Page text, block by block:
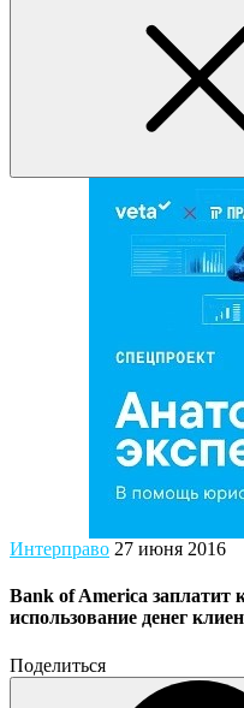
Интерправо 27 июня 2016
Bank of America
использование денег
Поделиться